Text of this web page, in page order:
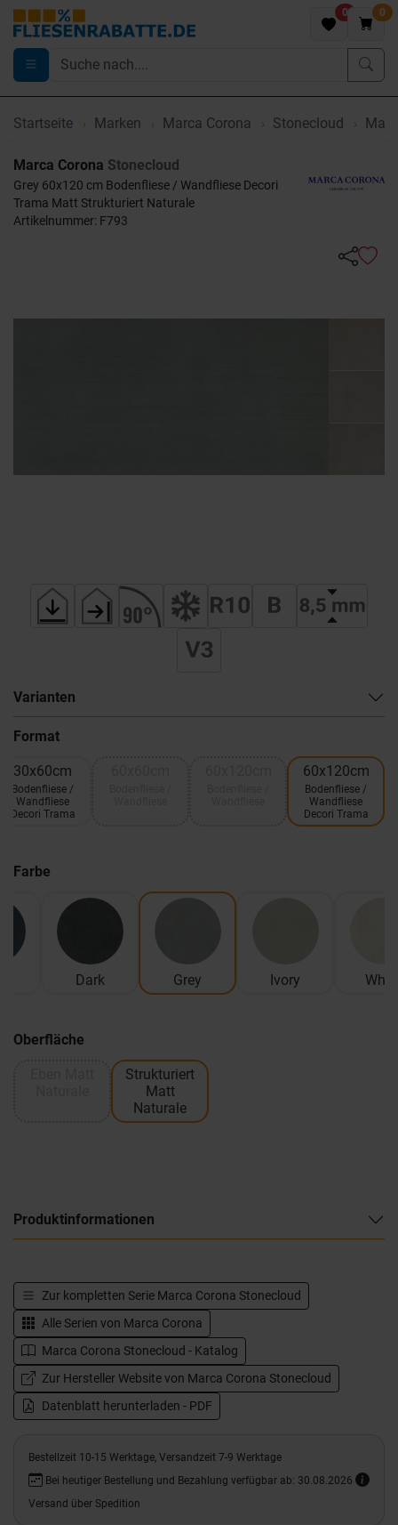
0 0
Startseite Marken Marca Corona Stonecloud
Marca Corona Stonecloud
Grey 60x120 cm Bodenfliese / Wandfliese Decori
Trama Matt Strukturiert Naturale
Artikelnummer: F793
Varianten
Format
30x60cm
Bodenfliese /
Wandfliese
Decori Trama
60x120cm
Bodenfliese /
Wandfliese
Decori Trama
Farbe
Dark Grey Ivory
Oberfläche
Strukturiert
Matt
Naturale
Produktinformationen
Zur kompletten Serie Marca Corona Stonecloud
Alle Serien von Marca Corona
Marca Corona Stonecloud - Katalog
Zur Hersteller Website von Marca Corona Stonecloud
Datenblatt herunterladen - PDF
Bestellzeit 10-15 Werktage, Versandzeit 7-9 Werktage
Bei heutiger Bestellung und Bezahlung verfügbar ab: 30.08.2026
Versand über Spedition